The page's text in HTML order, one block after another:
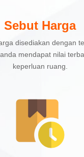
Sebut Harga
disediakan dengan
mendapat nilai
keperluan ruang.